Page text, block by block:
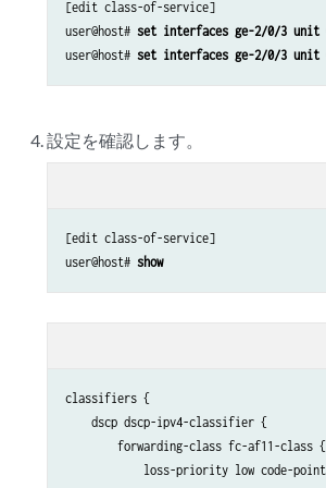
[edit class-of-service]
user@host# set interfaces ge-2/0/3
user@host# set interfaces ge-2/0/3
設定を確認します。
[edit class-of-service]
user@host# show
classifiers {
    dscp dscp-ipv4-classifier {
        forwarding-class fc-af11-class {
loss-priority low code-